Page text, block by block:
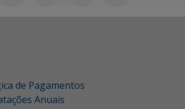
de Pagamentos
Anuais